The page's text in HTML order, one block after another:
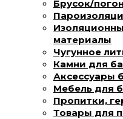
Брусок/
материалы
Чугунное
Камни для
Аксессуары
Мебель для
Пропитки,
Товары для